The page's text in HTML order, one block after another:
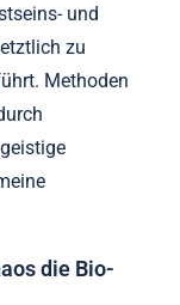
und
zu
Methoden
die Bio-